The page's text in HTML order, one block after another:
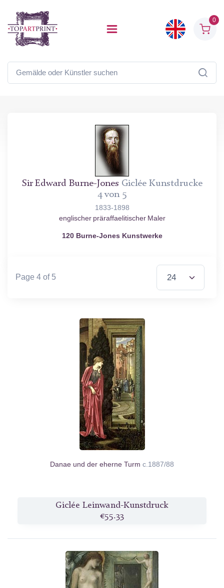
0
Sir Edward Burne-JonesGiclée Kunstdrucke
4 von 5
1833-1898
englischer präraffaelitischer Maler
120 Burne-Jones Kunstwerke
Page 4 of 5
Items per Page
Danae und der eherne Turm c.1887/88
Giclée Leinwand-Kunstdruck
€55.33